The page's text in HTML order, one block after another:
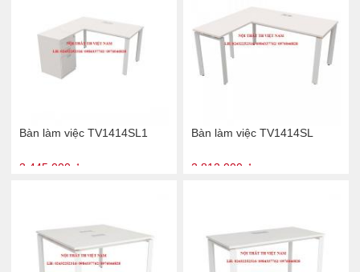
Bàn làm việc TV1414SL1
3.445.000 ₫
Bàn làm việc TV1414SL
2.812.000 ₫